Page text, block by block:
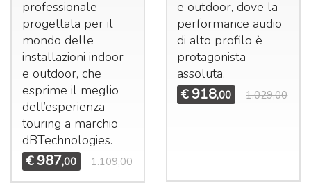
professionale
progettata per il
mondo delle
installazioni indoor
e outdoor, che
esprime il meglio
dell’esperienza
touring a marchio
dBTechnologies.
€ 987,00 1.109,00
e outdoor, dove la
performance audio
di alto profilo è
protagonista
assoluta.
€ 918,00 1.029,00